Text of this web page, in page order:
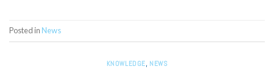
Posted in News
KNOWLEDGE, NEWS